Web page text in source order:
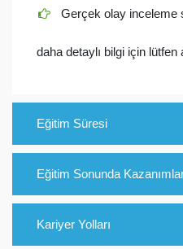
Gerçek olay inceleme
daha detaylı bilgi için lütfen
Eğitim Süresi
Eğitim Sonunda
Kariyer Yolları